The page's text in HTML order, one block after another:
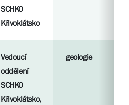
SCHKO
Křivoklátsko
Vedoucí
oddělení
SCHKO
Křivoklátsko,
geologie